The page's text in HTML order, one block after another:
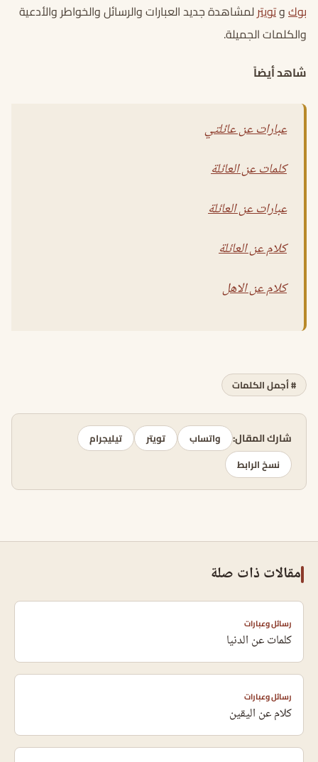
بوكوتويترلمشاهدة جديد العبارات والرسائل والخواطر والأدعية
والكلمات الجميلة.
شاهد أيضاً
عبارات عن عائلتي
كلمات عن العائلة
عبارات عن العائلة
كلام عن العائلة
كلام عن الاهل
# أجمل الكلمات
شارك المقال: واتساب تويتر
تيليجرام
نسخ الرابط
مقالات ذات صلة
رسائل وعبارات
كلمات عن الدنيا
رسائل وعبارات
كلام عن اليقين